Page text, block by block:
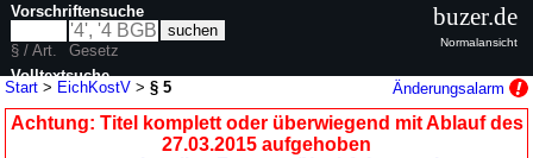
Start > EichKostV >§ 5 Änderungsalarm
Achtung: Titel komplett oder überwiegend mit Ablauf des
27.03.2015 aufgehoben
Vorschriftensuche
§ / Art.
Gesetz
Volltextsuche
nur in EichKostV
buzer.de
Normalansicht